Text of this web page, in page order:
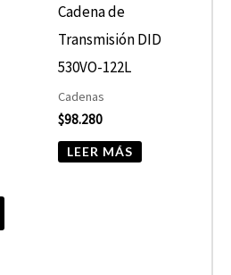
Cadena de
Transmisión DID
530VO-122L
Cadenas
$98.280
LEER MÁS